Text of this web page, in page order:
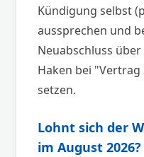
Kündigung selbst
aussprechen und
Neuabschluss
Haken bei
setzen.
Lohnt sich der
im August 2026?